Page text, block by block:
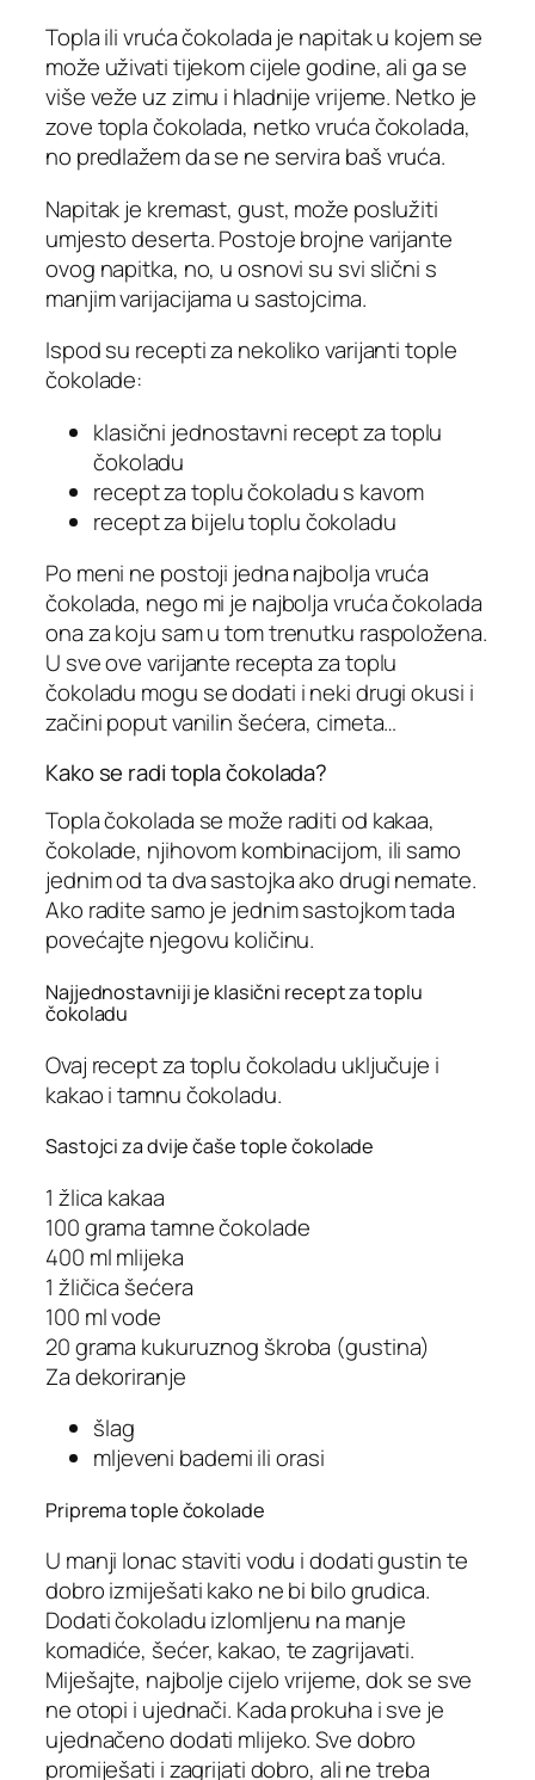
Topla ili vruća čokolada je napitak u kojem se
može uživati tijekom cijele godine, ali ga se
više veže uz zimu i hladnije vrijeme. Netko je
zove topla čokolada, netko vruća čokolada,
no predlažem da se ne servira baš vruća.
Napitak je kremast, gust, može poslužiti
umjesto deserta. Postoje brojne varijante
ovog napitka, no, u osnovi su svi slični s
manjim varijacijama u sastojcima.
Ispod su recepti za nekoliko varijanti tople
čokolade:
klasični jednostavni recept za toplu
čokoladu
recept za toplu čokoladu s kavom
recept za bijelu toplu čokoladu
Po meni ne postoji jedna najbolja vruća
čokolada, nego mi je najbolja vruća čokolada
ona za koju sam u tom trenutku raspoložena.
U sve ove varijante recepta za toplu
čokoladu mogu se dodati i neki drugi okusi i
začini poput vanilin šećera, cimeta…
Kako se radi topla čokolada?
Topla čokolada se može raditi od kakaa,
čokolade, njihovom kombinacijom, ili samo
jednim od ta dva sastojka ako drugi nemate.
Ako radite samo je jednim sastojkom tada
povećajte njegovu količinu.
Najjednostavniji je klasični recept za toplu
čokoladu
Ovaj recept za toplu čokoladu uključuje i
kakao i tamnu čokoladu.
Sastojci za dvije čaše tople čokolade
1 žlica kakaa
100 grama tamne čokolade
400 ml mlijeka
1 žličica šećera
100 ml vode
20 grama kukuruznog škroba (gustina)
Za dekoriranje
šlag
mljeveni bademi ili orasi
Priprema tople čokolade
U manji lonac staviti vodu i dodati gustin te
dobro izmiješati kako ne bi bilo grudica.
Dodati čokoladu izlomljenu na manje
komadiće, šećer, kakao, te zagrijavati.
Miješajte, najbolje cijelo vrijeme, dok se sve
ne otopi i ujednači. Kada prokuha i sve je
ujednačeno dodati mlijeko. Sve dobro
promiješati i zagrijati dobro, ali ne treba